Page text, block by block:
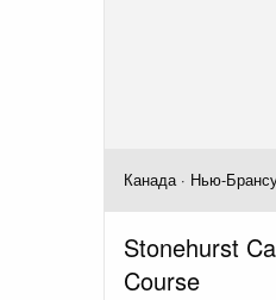
Канада · Нью-
Stonehurst
Course